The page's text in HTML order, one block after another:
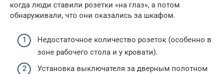
когда люди ставили розетки «на глаз», а потом
обнаруживали, что они оказались за шкафом.
Недостаточное количество розеток (особенно в
зоне рабочего стола и у кровати).
Установка выключателя за дверным полотном